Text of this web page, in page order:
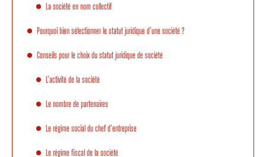
La société en nom collectif
Pourquoi bien sélectionner le statut juridique d’une société ?
Conseils pour le choix du statut juridique de société
L’activité de la société
Le nombre de partenaires
Le régime social du chef d’entreprise
Le régime fiscal de la société